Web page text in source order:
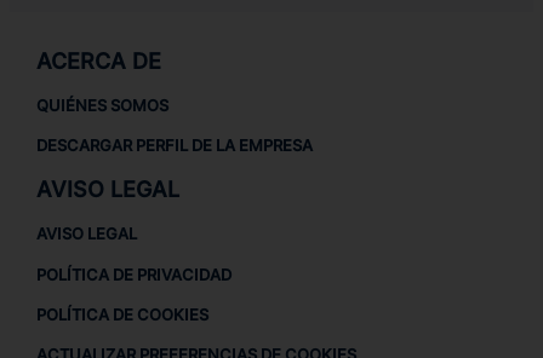
ACERCA DE
QUIÉNES SOMOS
DESCARGAR PERFIL DE LA EMPRESA
AVISO LEGAL
AVISO LEGAL
POLÍTICA DE PRIVACIDAD
POLÍTICA DE COOKIES